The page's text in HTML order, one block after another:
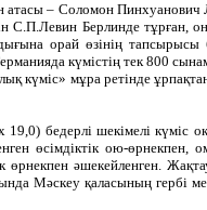
атасы – Соломон Пинхуанович
С.П.Левин Берлинде тұрған,
орай өзінің
күмістің тек 800
күміс» мұра ретінде
бедерлі шекімелі күміс
өсімдіктік ою-өрнекпен,
әшекейленген.
Мәскеу қаласының гербі